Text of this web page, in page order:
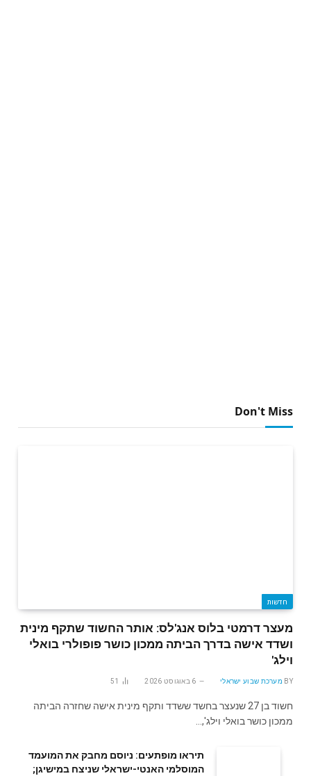
Don't Miss
חדשות
מעצר דרמטי בלוס אנג'לס: אותר החשוד שתקף מינית
ושדד אישה בדרך הביתה ממכון כושר פופולרי בואלי
וילג'
BY מערכת שבוע ישראלי 6 באוגוסט 2026 51
חשוד בן 27 שנעצר בחשד ששדד ותקף מינית אישה שחזרה הביתה
ממכון כושר בואלי וילג',…
תיראו מופתעים: ניוסם מחבק את המועמד
המוסלמי האנטי-ישראלי שניצח במישיגן;